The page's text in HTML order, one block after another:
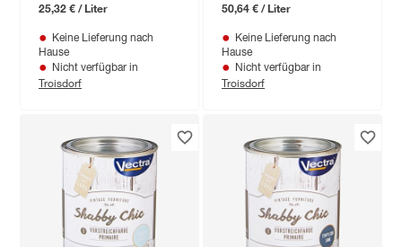
25,32 € / Liter
Keine Lieferung nach
Hause
Nicht verfügbar in
Troisdorf
50,64 € / Liter
Keine Lieferung nach
Hause
Nicht verfügbar in
Troisdorf